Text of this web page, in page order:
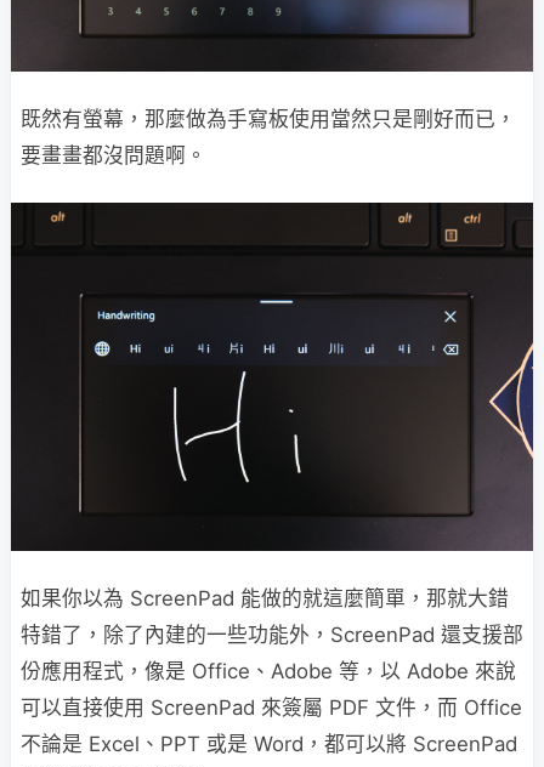
既然有螢幕，那麼做為手寫板使用當然只是剛好而已，
要畫畫都沒問題啊。
如果你以為 ScreenPad 能做的就這麼簡單，那就大錯
特錯了，除了內建的一些功能外，ScreenPad 還支援部
份應用程式，像是 Office、Adobe 等，以 Adobe 來說
可以直接使用 ScreenPad 來簽屬 PDF 文件，而 Office
不論是 Excel、PPT 或是 Word，都可以將 ScreenPad